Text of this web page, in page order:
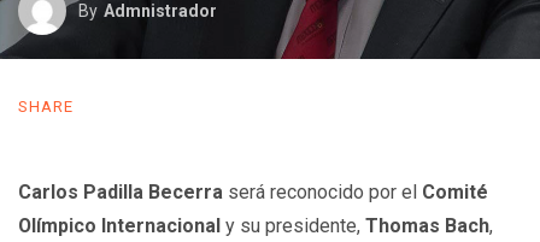
By Admnistrador
SHARE
Carlos Padilla Becerra será reconocido por el Comité
Olímpico Internacional y su presidente, Thomas Bach,